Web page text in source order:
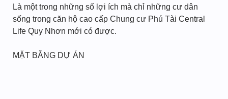
Là một trong những số lợi ích mà chỉ những cư dân
sống trong căn hộ cao cấp Chung cư Phú Tài Central
Life Quy Nhơn mới có được.
MẶT BẰNG DỰ ÁN